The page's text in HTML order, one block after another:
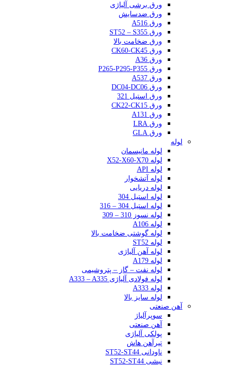
ورق برشی آلیاژی
ورق ضدسایش
ورق A516
ورق ST52 – S355
ورق ضخامت بالا
ورق CK60-CK45
ورق A36
ورق P265-P295-P355
ورق A537
ورق DC04-DC06
ورق استیل 321
ورق CK22-CK15
ورق A131
ورق LRA
ورق GLA
لوله
لوله مانیسمان
لوله X52-X60-X70
لوله API
لوله آتشخوار
لوله دریایی
لوله استیل 304
لوله استیل 304 – 316
لوله نسوز 310 – 309
لوله A106
لوله گوشتی ضخامت بالا
لوله ST52
لوله آهن آلیاژی
لوله A179
لوله نفت – گاز – پتروشیمی
لوله فولادی آلیاژی A333 – A335
لوله A333
لوله سایز بالا
آهن صنعتی
سوپرآلیاژ
آهن صنعتی
پولکی آلیاژی
تیرآهن هاش
ناودانی ST52-ST44
نبشی ST52-ST44